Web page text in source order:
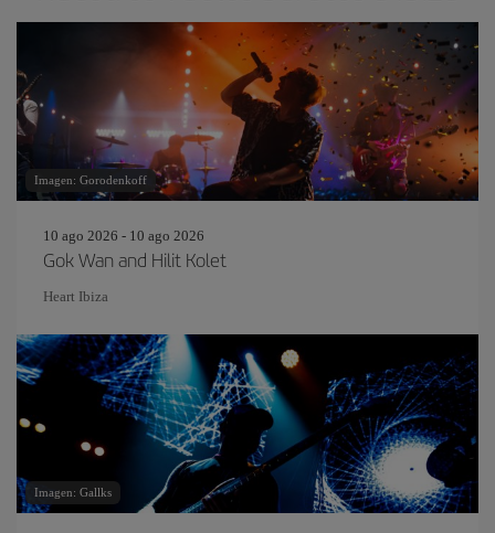
Imagen: Gorodenkoff
10 ago 2026 - 10 ago 2026
Gok Wan and Hilit Kolet
Heart Ibiza
Imagen: Gallks